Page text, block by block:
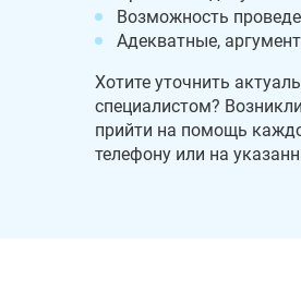
Возможность
Адекватные,
Хотите уточнить
специалистом?
прийти на помощь
телефону или на